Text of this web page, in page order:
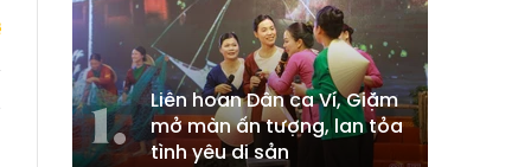
Liên hoan Dân ca Ví, Giặm
mở màn ấn tượng, lan tỏa
tình yêu di sản